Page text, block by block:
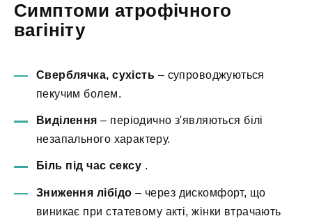
Симптоми атрофічного
вагініту
Сверблячка, сухість – супроводжуються
пекучим болем.
Виділення – періодично з'являються білі
незапального характеру.
Біль під час сексу.
Зниження лібідо – через дискомфорт, що
виникає при статевому акті, жінки втрачають